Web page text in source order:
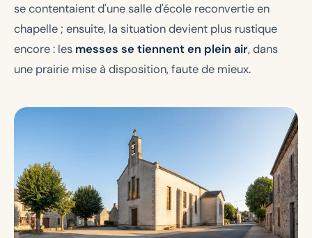
se contentaient d'une salle d'école reconvertie en
chapelle ; ensuite, la situation devient plus rustique
encore : les messes se tiennent en plein air, dans
une prairie mise à disposition, faute de mieux.